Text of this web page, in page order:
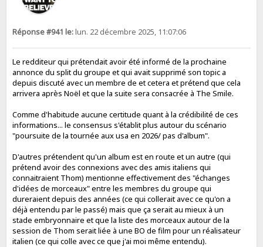
Réponse #941 le:lun. 22 décembre 2025, 11:07:06
Le redditeur qui prétendait avoir été informé de la prochaine
annonce du split du groupe et qui avait supprimé son topic a
depuis discuté avec un membre de et cetera et prétend que cela
arrivera après Noël et que la suite sera consacrée à The Smile.
Comme d'habitude aucune certitude quant à la crédibilité de ces
informations... le consensus s'établit plus autour du scénario
"poursuite de la tournée aux usa en 2026/ pas d'album".
D'autres prétendent qu'un album est en route et un autre (qui
prétend avoir des connexions avec des amis italiens qui
connaitraient Thom) mentionne effectivement des "échanges
d'idées de morceaux" entre les membres du groupe qui
dureraient depuis des années (ce qui collerait avec ce qu'on a
déjà entendu par le passé) mais que ça serait au mieux à un
stade embryonnaire et que la liste des morceaux autour de la
session de Thom serait liée à une BO de film pour un réalisateur
italien (ce qui colle avec ce que j'ai moi même entendu).